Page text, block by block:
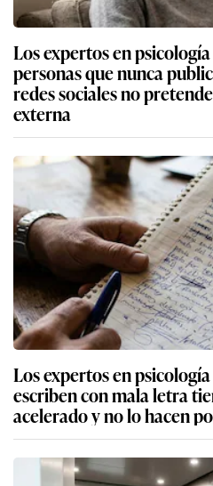
Los expertos en
personas que nunca
redes sociales no
externa
Los expertos en
escriben con mala letra
acelerado y no lo hacen